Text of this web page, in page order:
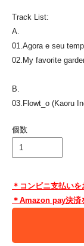
Track List:
A.
01.Agora e seu
02.My favorite
B.
03.Flowt_o (Kaoru
個数
＊コンビニ支払い
＊Amazon pay決済